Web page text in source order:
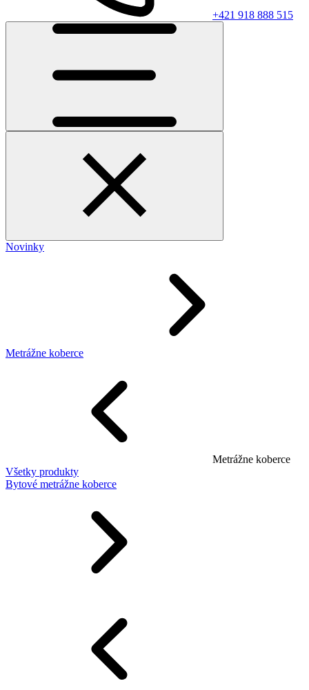
+421 918 888 515
Novinky
Metrážne koberce
Metrážne koberce
Všetky produkty
Bytové metrážne koberce